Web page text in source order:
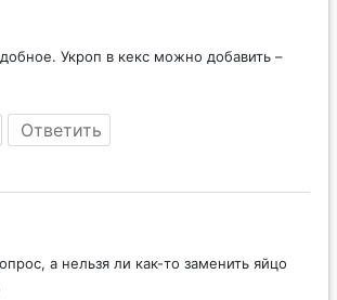
Укроп в кекс можно добавить –
Ответить
а нельзя ли как-то заменить яйцо